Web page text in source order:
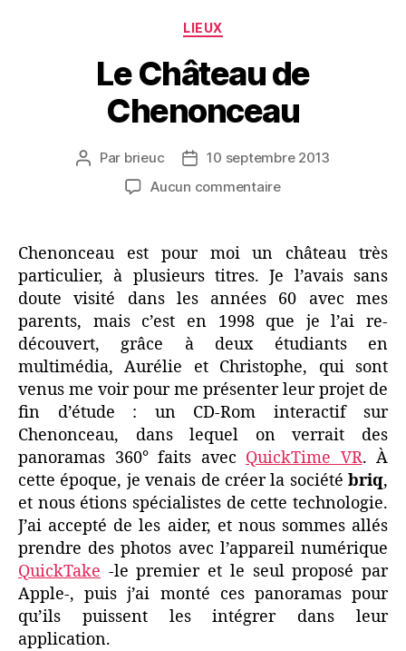
Catégories
LIEUX
Le Château de
Chenonceau
Auteur
Par brieuc
Date10 septembre 2013
Aucun commentairesur
de
Chenonceau
Chenonceau est pour moi un château très
particulier, à plusieurs titres. Je l’avais sans
doute visité dans les années 60 avec mes
parents, mais c’est en 1998 que je l’ai re-
découvert, grâce à deux étudiants en
multimédia, Aurélie et Christophe, qui sont
venus me voir pour me présenter leur projet de
fin d’étude : un CD-Rom interactif sur
Chenonceau, dans lequel on verrait des
panoramas 360° faits avec QuickTime VR. À
cette époque, je venais de créer la société briq,
et nous étions spécialistes de cette technologie.
J’ai accepté de les aider, et nous sommes allés
prendre des photos avec l’appareil numérique
QuickTake -le premier et le seul proposé par
Apple-, puis j’ai monté ces panoramas pour
qu’ils puissent les intégrer dans leur
application.